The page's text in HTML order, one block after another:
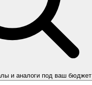
и аналоги под ваш бюджет